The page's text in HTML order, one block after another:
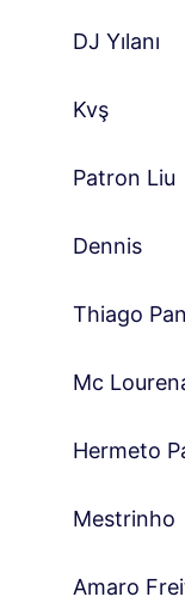
DJ Yılanı
Kvş
Patron Liu
Dennis
Thiago
Mc
Hermeto
Mestrinho
Amaro